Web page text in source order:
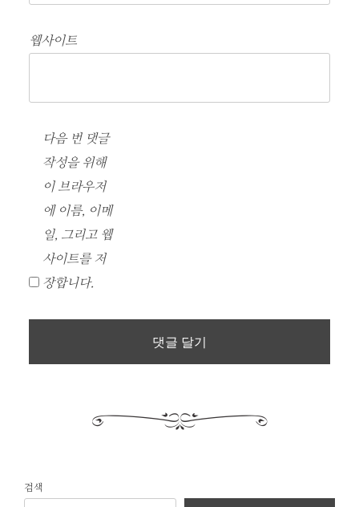
웹사이트
다음 번 댓글
작성을 위해
이 브라우저
에 이름, 이메
일, 그리고 웹
사이트를 저
장합니다.
검색